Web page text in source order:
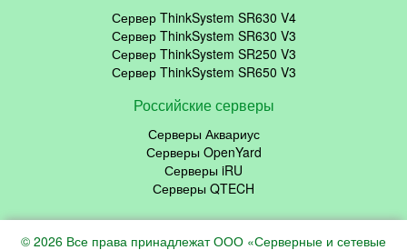
Сервер ThinkSystem SR630 V4
Сервер ThinkSystem SR630 V3
Сервер ThinkSystem SR250 V3
Сервер ThinkSystem SR650 V3
Российские серверы
Серверы Аквариус
Серверы OpenYard
Серверы iRU
Серверы QTECH
© 2026 Все права принадлежат ООО «Серверные и сетевые